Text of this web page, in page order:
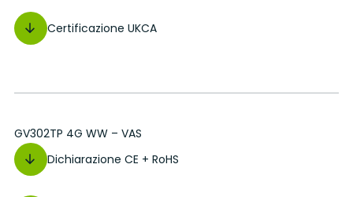
Certificazione UKCA
GV302TP 4G WW – VAS
Dichiarazione CE + RoHS